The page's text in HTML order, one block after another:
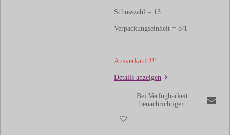
Schusszahl = 13
Verpackungseinheit = 8/1
Ausverkauft!!!
Details anzeigen
Bei Verfügbarkeit
benachrichtigen